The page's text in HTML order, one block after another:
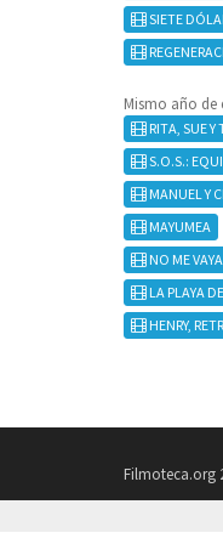
SIETE
Mismo año de
RITA, SUE
S.O.S.:
MANUEL Y
MAYUMEA
NO ME
LA PLAYA
HENRY,
Filmoteca.org